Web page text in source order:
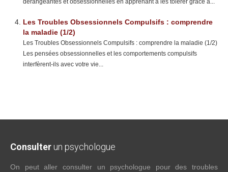
dérangeantes et obsessionnelles en apprenant à les tolérer grâce à...
Les Troubles Obsessionnels Compulsifs : comprendre
la maladie (1/2)
Les Troubles Obsessionnels Compulsifs : comprendre la maladie (1/2)
Les pensées obsessionnelles et les comportements compulsifs
interfèrent-ils avec votre vie...
Consulter un psychologue
On peut aller consulter un psychologue pour des troubles